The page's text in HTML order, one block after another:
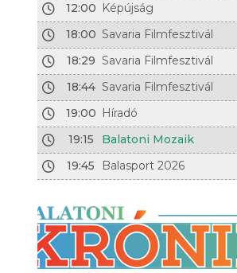
12:00 Képújság
18:00 Savaria Filmfesztivál
18:29 Savaria Filmfesztivál
18:44 Savaria Filmfesztivál
19:00 Híradó
19:15
Balatoni Mozaik
19:45
Balasport 2026